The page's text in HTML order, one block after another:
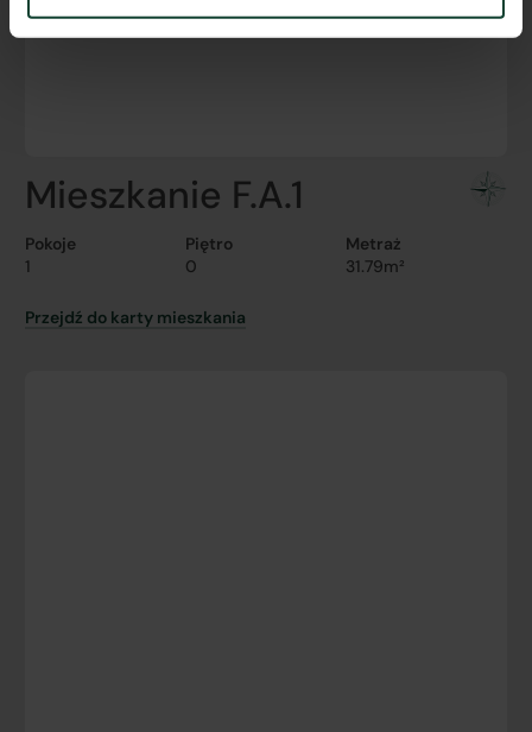
Mieszkanie F.A.1
Pokoje
1
Piętro
0
Metraż
31.79m²
Przejdź do karty mieszkania